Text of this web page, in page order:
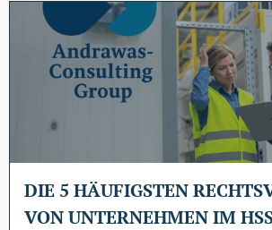
DIE 5 HÄUFIGSTEN
ON UNTERNEHMEN IM